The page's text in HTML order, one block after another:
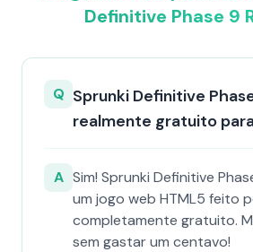
Definitive Phase 9
Q Sprunki Definitive
realmente gratuito
A Sim! Sprunki Definitive
um jogo web HTML5 feito
completamente gratuito.
sem gastar um centavo!